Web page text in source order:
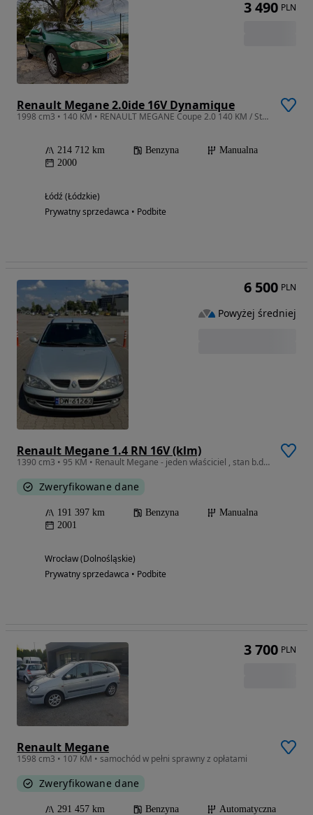
Renault Megane 2.0ide 16V Dynamique
1998 cm3 • 140 KM • RENAULT MEGANE Coupe 2.0 140 KM / Stan dobry / Gotowe do jazdy
214 712 km Benzyna
Manualna
2000
Łódź (Łódzkie)
Prywatny sprzedawca • Podbite
3 490 PLN
Renault Megane 1.4 RN 16V (klm)
1390 cm3 • 95 KM • Renault Megane - jeden właściciel , stan b.dobry
Zweryfikowane dane
191 397 km Benzyna
Manualna
2001
Wrocław (Dolnośląskie)
Prywatny sprzedawca • Podbite
6 500 PLN
Powyżej średniej
Renault Megane
1598 cm3 • 107 KM • samochód w pełni sprawny z opłatami
Zweryfikowane dane
291 457 km Benzyna
Automatyczna
3 700 PLN